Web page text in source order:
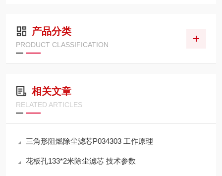
产品分类
PRODUCT CLASSIFICATION
相关文章
RELATED ARTICLES
三角形阻燃除尘滤芯P034303 工作原理
花板孔133*2米除尘滤芯 技术参数